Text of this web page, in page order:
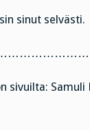
sinut selvästi.
sivuilta: Samuli